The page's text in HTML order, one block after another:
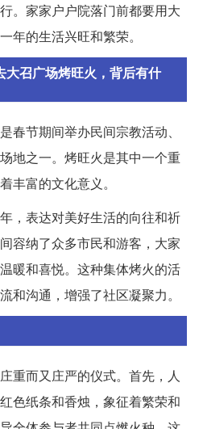
。家家户户院落门前都要用大
年的生活兴旺和繁荣。
大召广场烤旺火，背后有什
春节期间举办民间宗教活动、
地之一。烤旺火是其中一个重
丰富的文化意义。
，表达对美好生活的向往和祈
容纳了众多市民和游客，大家
暖和喜悦。这种集体烤火的活
和沟通，增强了社区凝聚力。
重而又庄严的仪式。首先，人
色纸条和香烛，象征着繁荣和